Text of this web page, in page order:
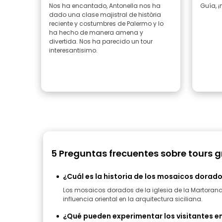
Nos ha encantado, Antonella nos ha
dado una clase majistral de història
reciente y costumbres de Palermo y lo
ha hecho de manera amena y
divertida. Nos ha parecido un tour
interesantisimo.
Guía,
5 Preguntas frecuentes sobre tours
¿Cuál es la historia de los mosaicos
Los mosaicos dorados de la iglesia de la
influencia oriental en la arquitectura siciliana.
¿Qué pueden experimentar los visitantes